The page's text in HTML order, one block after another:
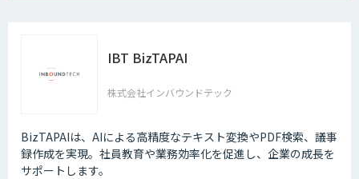
IBT BizTAPAI
株式会社インバウンドテック
BizTAPAIは、AIによる高精度なテキスト変換やPDF検索、議事
録作成を実現。社員教育や業務効率化を促進し、企業の成長を
サポートします。